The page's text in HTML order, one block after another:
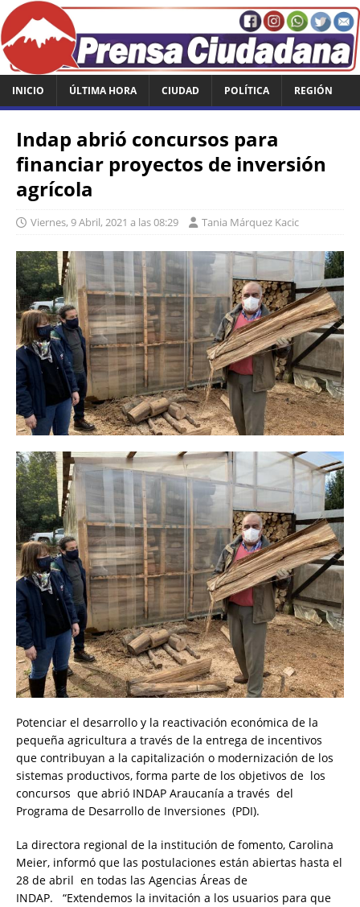
INICIO ÚLTIMA HORA CIUDAD POLÍTICA REGIÓN
Indap abrió concursos para
financiar proyectos de inversión
agrícola
Viernes, 9 Abril, 2021 a las 08:29 Tania Márquez Kacic
Potenciar el desarrollo y la reactivación económica de la
pequeña agricultura a través de la entrega de incentivos
que contribuyan a la capitalización o modernización de los
sistemas productivos, forma parte de los objetivos de los
concursos que abrió INDAP Araucanía a través del
Programa de Desarrollo de Inversiones (PDI).
La directora regional de la institución de fomento, Carolina
Meier, informó que las postulaciones están abiertas hasta el
28 de abril en todas las Agencias Áreas de
INDAP. “Extendemos la invitación a los usuarios para que